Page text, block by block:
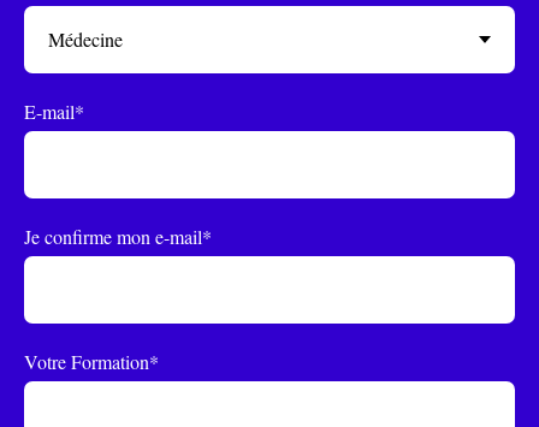
E-mail*
Je confirme mon e-mail*
Votre Formation*